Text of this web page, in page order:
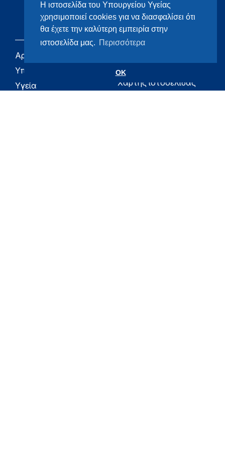
Η ιστοσελίδα του Υπουργείου Υγείας
χρησιμοποιεί cookies για να διασφαλίσει ότι
θα έχετε την καλύτερη εμπειρία στην
ιστοσελίδα μας. Περισσότερα
OK
Αρχική
Υπουργείο
Υγεία
Υγεία
Χάρτης ιστοσελίδας